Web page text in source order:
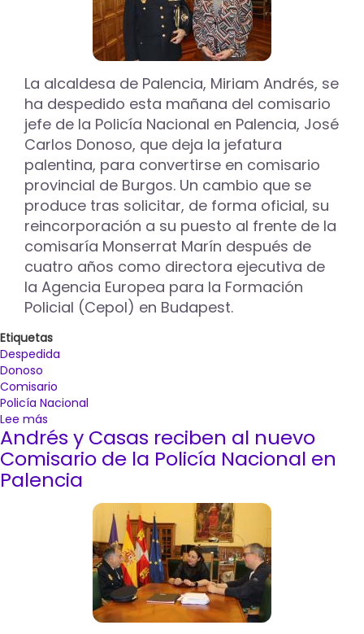
La alcaldesa de Palencia, Miriam Andrés, se
ha despedido esta mañana del comisario
jefe de la Policía Nacional en Palencia, José
Carlos Donoso, que deja la jefatura
palentina, para convertirse en comisario
provincial de Burgos. Un cambio que se
produce tras solicitar, de forma oficial, su
reincorporación a su puesto al frente de la
comisaría Monserrat Marín después de
cuatro años como directora ejecutiva de
la Agencia Europea para la Formación
Policial (Cepol) en Budapest.
Etiquetas
Despedida
Donoso
Comisario
Policía Nacional
Lee más
La
alcaldesa
de
Palencia,
comisario
Andrés y Casas reciben al nuevo
Comisario de la Policía Nacional en
Palencia